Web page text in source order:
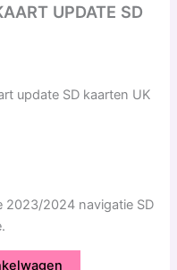
UPDATE SD
update SD kaarten UK
2023/2024 navigatie SD